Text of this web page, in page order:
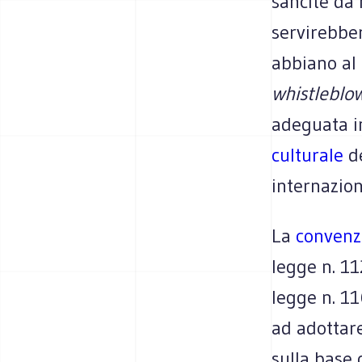
abbiano
adeguata
culturale
La
legge n.
legge n.
ad